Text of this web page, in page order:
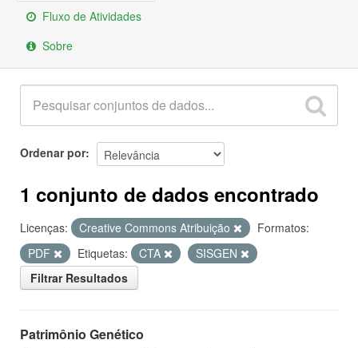
Fluxo de Atividades
Sobre
Ordenar por
1 conjunto de dados encontrado
Licenças: Creative Commons Atribuição
Formatos:
PDF
Etiquetas: CTA
SISGEN
Filtrar Resultados
Patrimônio Genético